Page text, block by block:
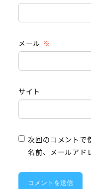
メール ※
サイト
次回のコメントで
名前、メールアド